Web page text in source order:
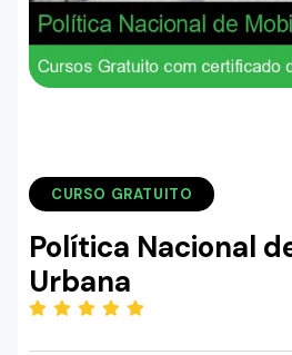
CURSO GRATUITO
Política Nacional
Urbana